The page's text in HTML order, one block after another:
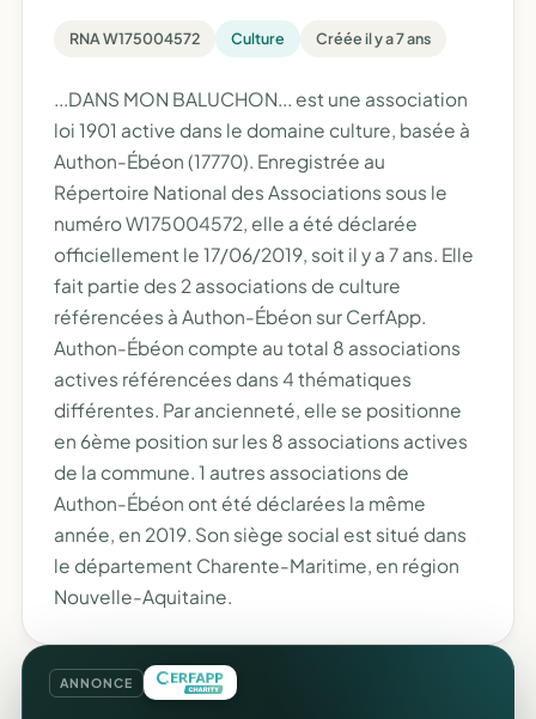
RNA W175004572 Culture Créée il y a 7 ans
...DANS MON BALUCHON... est une association
loi 1901 active dans le domaine culture, basée à
Authon-Ébéon (17770). Enregistrée au
Répertoire National des Associations sous le
numéro W175004572, elle a été déclarée
officiellement le 17/06/2019, soit il y a 7 ans. Elle
fait partie des 2 associations de culture
référencées à Authon-Ébéon sur CerfApp.
Authon-Ébéon compte au total 8 associations
actives référencées dans 4 thématiques
différentes. Par ancienneté, elle se positionne
en 6ème position sur les 8 associations actives
de la commune. 1 autres associations de
Authon-Ébéon ont été déclarées la même
année, en 2019. Son siège social est situé dans
le département Charente-Maritime, en région
Nouvelle-Aquitaine.
ANNONCE